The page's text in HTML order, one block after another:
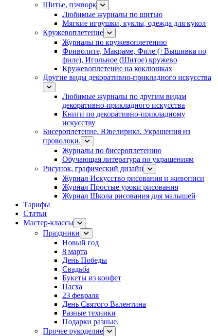
Шитье, пэчворк
Любимые журналы по шитью
Мягкие игрушки, куклы, одежда для кукол
Кружевоплетение
Журналы по кружевоплетению
Фриволите, Макраме, Филе (+Вышивка по
филе), Игольное (Шитое) кружево
Кружевоплетение на коклюшках
Другие виды декоративно-прикладного искусства
Любимые журналы по другим видам
декоративно-прикладного искусства
Книги по декоративно-прикладному
искусству
Бисероплетение. Ювелирика. Украшения из
проволоки.
Журналы по бисероплетению
Обучающая литература по украшениям
Рисунок, графический дизайн
Журнал Искусство рисования и живописи
Журнал Простые уроки рисования
Журнал Школа рисования для малышей
Тарифы
Статьи
Мастер-классы
Праздники
Новый год
8 марта
День Победы
Свадьба
Букеты из конфет
Пасха
23 февраля
День Святого Валентина
Разные техники
Подарки разные.
Прочее рукоделие